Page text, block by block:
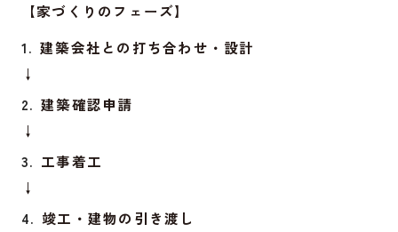
【家づくりのフェーズ】
建築会社との打ち合わせ・設計
↓
建築確認申請
↓
工事着工
↓
竣工・建物の引き渡し